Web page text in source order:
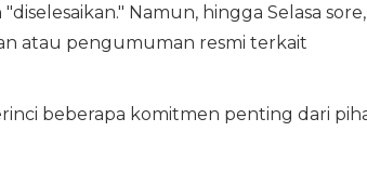
Namun, hingga Selasa sore,
atau pengumuman resmi terkait
beberapa komitmen penting dari